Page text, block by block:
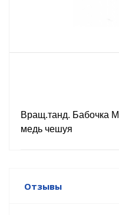
Вращ.танд. Бабочка
медь чешуя
Отзывы